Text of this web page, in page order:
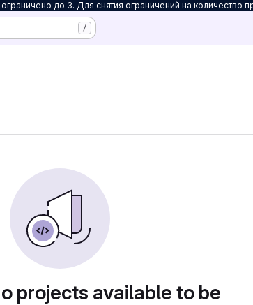
до 3. Для снятия ограничений на количество
/
projects available to be